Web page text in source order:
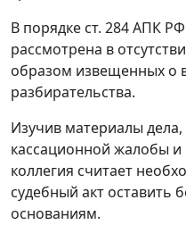
В порядке ст. 284 АПК
рассмотрена в
образом извещенных о
разбирательства.
Изучив материалы
кассационной жалобы и
коллегия считает
судебный акт оставить
основаниям.